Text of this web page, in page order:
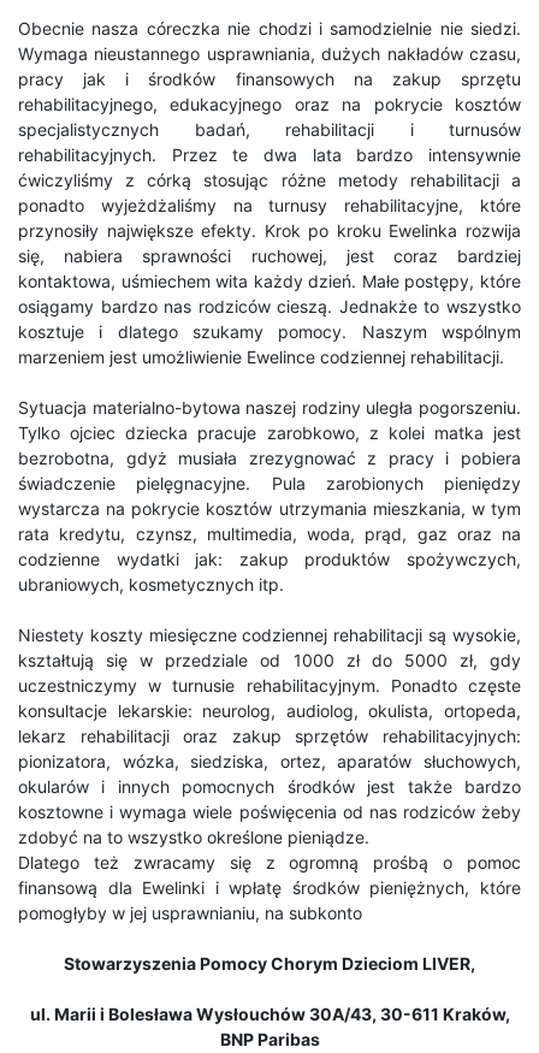
Obecnie nasza córeczka nie chodzi i samodzielnie nie siedzi.
Wymaga nieustannego usprawniania, dużych nakładów czasu,
pracy jak i środków finansowych na zakup sprzętu
rehabilitacyjnego, edukacyjnego oraz na pokrycie kosztów
specjalistycznych badań, rehabilitacji i turnusów
rehabilitacyjnych. Przez te dwa lata bardzo intensywnie
ćwiczyliśmy z córką stosując różne metody rehabilitacji a
ponadto wyjeżdżaliśmy na turnusy rehabilitacyjne, które
przynosiły największe efekty. Krok po kroku Ewelinka rozwija
się, nabiera sprawności ruchowej, jest coraz bardziej
kontaktowa, uśmiechem wita każdy dzień. Małe postępy, które
osiągamy bardzo nas rodziców cieszą. Jednakże to wszystko
kosztuje i dlatego szukamy pomocy. Naszym wspólnym
marzeniem jest umożliwienie Ewelince codziennej rehabilitacji.
Sytuacja materialno-bytowa naszej rodziny uległa pogorszeniu.
Tylko ojciec dziecka pracuje zarobkowo, z kolei matka jest
bezrobotna, gdyż musiała zrezygnować z pracy i pobiera
świadczenie pielęgnacyjne. Pula zarobionych pieniędzy
wystarcza na pokrycie kosztów utrzymania mieszkania, w tym
rata kredytu, czynsz, multimedia, woda, prąd, gaz oraz na
codzienne wydatki jak: zakup produktów spożywczych,
ubraniowych, kosmetycznych itp.
Niestety koszty miesięczne codziennej rehabilitacji są wysokie,
kształtują się w przedziale od 1000 zł do 5000 zł, gdy
uczestniczymy w turnusie rehabilitacyjnym. Ponadto częste
konsultacje lekarskie: neurolog, audiolog, okulista, ortopeda,
lekarz rehabilitacji oraz zakup sprzętów rehabilitacyjnych:
pionizatora, wózka, siedziska, ortez, aparatów słuchowych,
okularów i innych pomocnych środków jest także bardzo
kosztowne i wymaga wiele poświęcenia od nas rodziców żeby
zdobyć na to wszystko określone pieniądze.
Dlatego też zwracamy się z ogromną prośbą o pomoc
finansową dla Ewelinki i wpłatę środków pieniężnych, które
pomogłyby w jej usprawnianiu, na subkonto
Stowarzyszenia Pomocy Chorym Dzieciom LIVER,
ul. Marii i Bolesława Wysłouchów 30A/43, 30-611 Kraków,
BNP Paribas